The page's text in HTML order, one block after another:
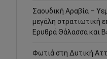
Σαουδική Αραβία –
μεγάλη στρατιωτική
Ερυθρά Θάλασσα και
Φωτιά στη Δυτική